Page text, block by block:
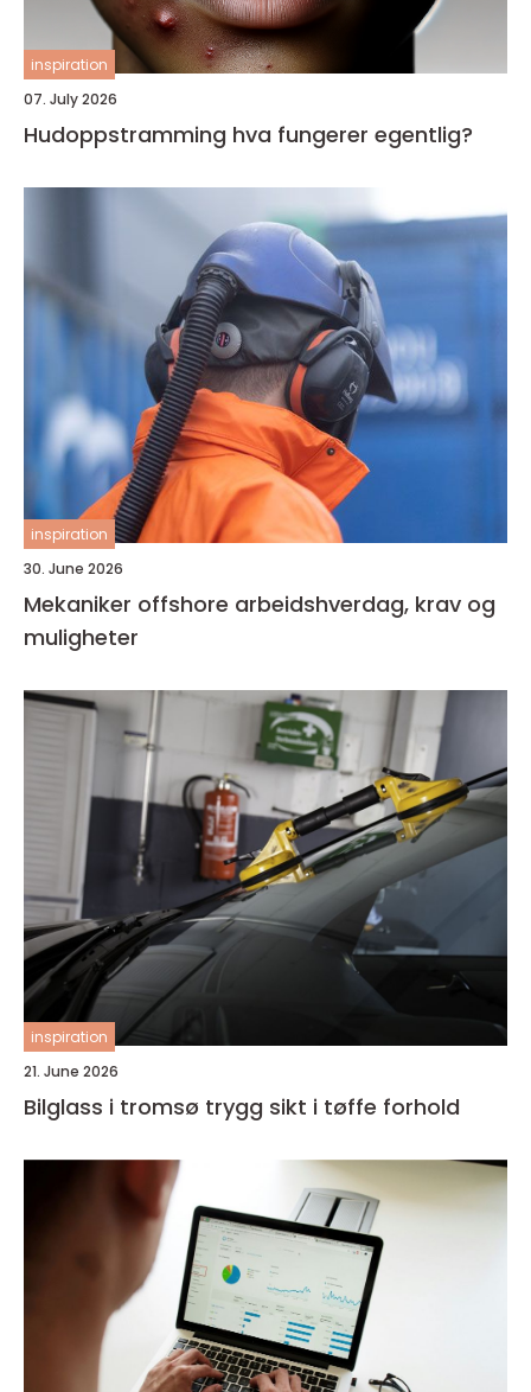
inspiration
07. July 2026
Hudoppstramming hva fungerer egentlig?
inspiration
30. June 2026
Mekaniker offshore arbeidshverdag, krav og
muligheter
inspiration
21. June 2026
Bilglass i tromsø trygg sikt i tøffe forhold